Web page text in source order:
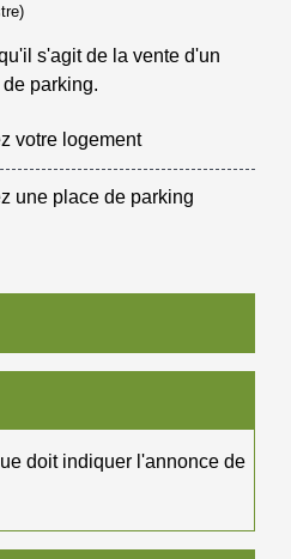
s'agit de la vente d'un
parking.
votre logement
une place de parking
doit indiquer l'annonce de